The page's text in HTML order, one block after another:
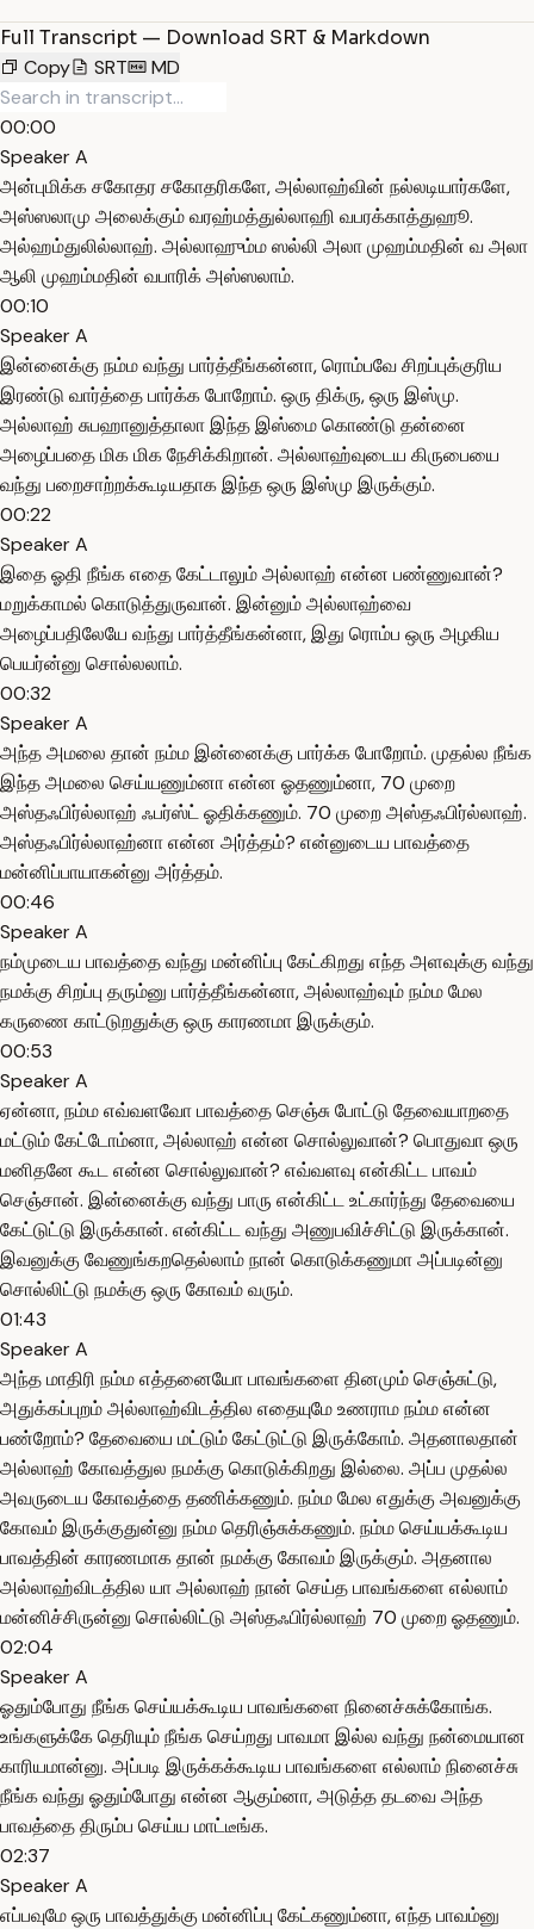
Full Transcript — Download SRT & Markdown
Copy
SRT MD
00:00
Speaker A
அன்புமிக்க சகோதர சகோதரிகளே, அல்லாஹ்வின் நல்லடியார்களே,
அஸ்ஸலாமு அலைக்கும் வரஹ்மத்துல்லாஹி வபரக்காத்துஹூ.
அல்ஹம்துலில்லாஹ். அல்லாஹும்ம ஸல்லி அலா முஹம்மதின் வ அலா
ஆலி முஹம்மதின் வபாரிக் அஸ்ஸலாம்.
00:10
Speaker A
இன்னைக்கு நம்ம வந்து பார்த்தீங்கன்னா, ரொம்பவே சிறப்புக்குரிய
இரண்டு வார்த்தை பார்க்க போறோம். ஒரு திக்ரு, ஒரு இஸ்மு.
அல்லாஹ் சுபஹானுத்தாலா இந்த இஸ்மை கொண்டு தன்னை
அழைப்பதை மிக மிக நேசிக்கிறான். அல்லாஹ்வுடைய கிருபையை
வந்து பறைசாற்றக்கூடியதாக இந்த ஒரு இஸ்மு இருக்கும்.
00:22
Speaker A
இதை ஓதி நீங்க எதை கேட்டாலும் அல்லாஹ் என்ன பண்ணுவான்?
மறுக்காமல் கொடுத்துருவான். இன்னும் அல்லாஹ்வை
அழைப்பதிலேயே வந்து பார்த்தீங்கன்னா, இது ரொம்ப ஒரு அழகிய
பெயர்ன்னு சொல்லலாம்.
00:32
Speaker A
அந்த அமலை தான் நம்ம இன்னைக்கு பார்க்க போறோம். முதல்ல நீங்க
இந்த அமலை செய்யணும்னா என்ன ஓதணும்னா, 70 முறை
அஸ்தஃபிர்ல்லாஹ் ஃபர்ஸ்ட் ஓதிக்கணும். 70 முறை அஸ்தஃபிர்ல்லாஹ்.
அஸ்தஃபிர்ல்லாஹ்னா என்ன அர்த்தம்? என்னுடைய பாவத்தை
மன்னிப்பாயாகன்னு அர்த்தம்.
00:46
Speaker A
நம்முடைய பாவத்தை வந்து மன்னிப்பு கேட்கிறது எந்த அளவுக்கு வந்து
நமக்கு சிறப்பு தரும்னு பார்த்தீங்கன்னா, அல்லாஹ்வும் நம்ம மேல
கருணை காட்டுறதுக்கு ஒரு காரணமா இருக்கும்.
00:53
Speaker A
ஏன்னா, நம்ம எவ்வளவோ பாவத்தை செஞ்சு போட்டு தேவையாறதை
மட்டும் கேட்டோம்னா, அல்லாஹ் என்ன சொல்லுவான்? பொதுவா ஒரு
மனிதனே கூட என்ன சொல்லுவான்? எவ்வளவு என்கிட்ட பாவம்
செஞ்சான். இன்னைக்கு வந்து பாரு என்கிட்ட உட்கார்ந்து தேவையை
கேட்டுட்டு இருக்கான். என்கிட்ட வந்து அணுபவிச்சிட்டு இருக்கான்.
இவனுக்கு வேணுங்கறதெல்லாம் நான் கொடுக்கணுமா அப்படின்னு
சொல்லிட்டு நமக்கு ஒரு கோவம் வரும்.
01:43
Speaker A
அந்த மாதிரி நம்ம எத்தனையோ பாவங்களை தினமும் செஞ்சுட்டு,
அதுக்கப்புறம் அல்லாஹ்விடத்தில எதையுமே உணராம நம்ம என்ன
பண்றோம்? தேவையை மட்டும் கேட்டுட்டு இருக்கோம். அதனாலதான்
அல்லாஹ் கோவத்துல நமக்கு கொடுக்கிறது இல்லை. அப்ப முதல்ல
அவருடைய கோவத்தை தணிக்கணும். நம்ம மேல எதுக்கு அவனுக்கு
கோவம் இருக்குதுன்னு நம்ம தெரிஞ்சுக்கணும். நம்ம செய்யக்கூடிய
பாவத்தின் காரணமாக தான் நமக்கு கோவம் இருக்கும். அதனால
அல்லாஹ்விடத்தில யா அல்லாஹ் நான் செய்த பாவங்களை எல்லாம்
மன்னிச்சிருன்னு சொல்லிட்டு அஸ்தஃபிர்ல்லாஹ் 70 முறை ஓதணும்.
02:04
Speaker A
ஓதும்போது நீங்க செய்யக்கூடிய பாவங்களை நினைச்சுக்கோங்க.
உங்களுக்கே தெரியும் நீங்க செய்றது பாவமா இல்ல வந்து நன்மையான
காரியமான்னு. அப்படி இருக்கக்கூடிய பாவங்களை எல்லாம் நினைச்சு
நீங்க வந்து ஓதும்போது என்ன ஆகும்னா, அடுத்த தடவை அந்த
பாவத்தை திரும்ப செய்ய மாட்டீங்க.
02:37
Speaker A
எப்பவுமே ஒரு பாவத்துக்கு மன்னிப்பு கேட்கணும்னா, எந்த பாவம்னு